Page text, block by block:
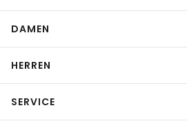
DAMEN
HERREN
SERVICE